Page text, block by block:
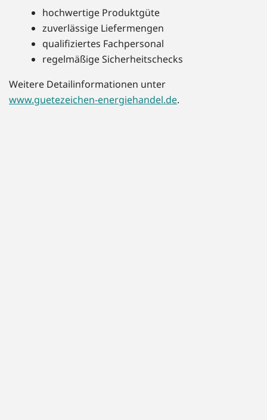
hochwertige Produktgüte
zuverlässige Liefermengen
qualifiziertes Fachpersonal
regelmäßige Sicherheitschecks
Weitere Detailinformationen unter
www.guetezeichen-energiehandel.de.